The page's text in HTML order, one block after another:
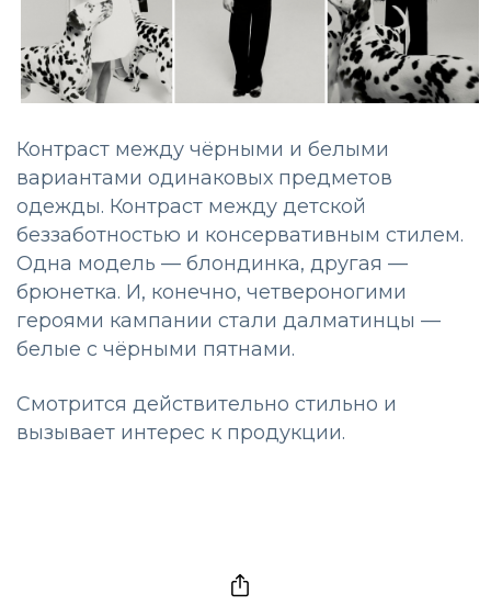
Контраст между чёрными и белыми
вариантами одинаковых предметов
одежды. Контраст между детской
беззаботностью и консервативным стилем.
Одна модель — блондинка, другая —
брюнетка. И, конечно, четвероногими
героями кампании стали далматинцы —
белые с чёрными пятнами.
Смотрится действительно стильно и
вызывает интерес к продукции.